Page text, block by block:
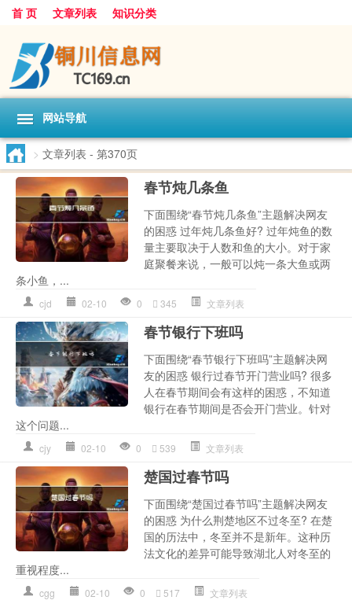
首 页 文章列表 知识分类
网站导航
> 文章列表 - 第370页
春节炖几条鱼
下面围绕“春节炖几条鱼”主题解决网友
的困惑 过年炖几条鱼好? 过年炖鱼的数
量主要取决于人数和鱼的大小。对于家
庭聚餐来说，一般可以炖一条大鱼或两
条小鱼，...
cjd 02-10 0 345 文章列表
春节银行下班吗
下面围绕“春节银行下班吗”主题解决网
友的困惑 银行过春节开门营业吗? 很多
人在春节期间会有这样的困惑，不知道
银行在春节期间是否会开门营业。针对
这个问题...
cjy 02-10 0 539 文章列表
楚国过春节吗
下面围绕“楚国过春节吗”主题解决网友
的困惑 为什么荆楚地区不过冬至? 在楚
国的历法中，冬至并不是新年。这种历
法文化的差异可能导致湖北人对冬至的
重视程度...
cgg 02-10 0 517 文章列表